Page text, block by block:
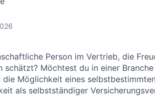
Person im Vertrieb, die
schätzt? Möchtest du in einer
die Möglichkeit eines
als selbstständiger